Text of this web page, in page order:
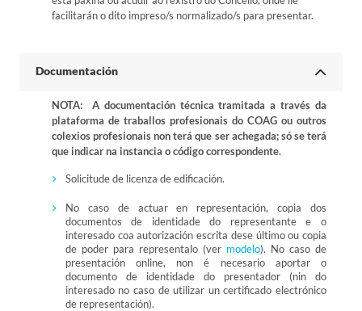
facilitarán o dito impreso/s normalizado/s para presentar.
Documentación
NOTA: A documentación técnica tramitada a través da
plataforma de traballos profesionais do COAG ou outros
colexios profesionais non terá que ser achegada; só se terá
que indicar na instancia o código correspondente.
Solicitude de licenza de edificación.
No caso de actuar en representación, copia dos
documentos de identidade do representante e o
interesado coa autorización escrita dese último ou copia
de poder para representalo (ver modelo). No caso de
presentación online, non é necesario aportar o
documento de identidade do presentador (nin do
interesado no caso de utilizar un certificado electrónico
de representación).